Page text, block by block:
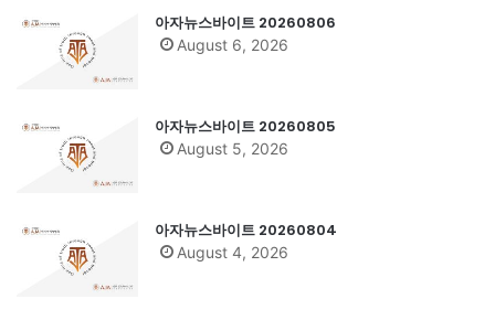
아자뉴스바이트 20260806
August 6, 2026
아자뉴스바이트 20260805
August 5, 2026
아자뉴스바이트 20260804
August 4, 2026